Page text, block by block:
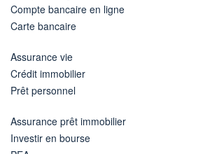
Compte bancaire en ligne
Carte bancaire
Assurance vie
Crédit immobilier
Prêt personnel
Assurance prêt immobilier
Investir en bourse